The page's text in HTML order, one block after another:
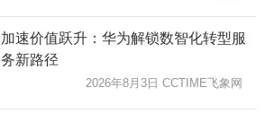
加速价值跃升：华为解锁数智化转型服
务新路径
2026年8月3日 CCTIME飞象网